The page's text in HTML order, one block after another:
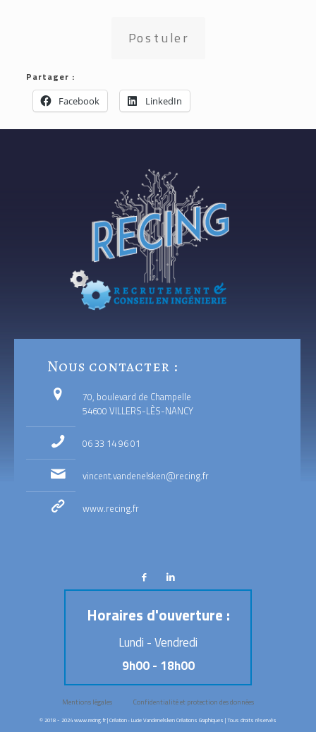
Postuler
Partager :
Facebook LinkedIn
Nous contacter :
70, boulevard de Champelle
54600 VILLERS-LÈS-NANCY
06 33 14 96 01
vincent.vandenelsken@recing.fr
www.recing.fr
Horaires d'ouverture :
Lundi - Vendredi
9h00 - 18h00
Mentions légales Confidentialité et protection des données
© 2018 - 2024www.recing.fr| Création :Lucie Vandenelsken Créations Graphiques | Tous droits réservés